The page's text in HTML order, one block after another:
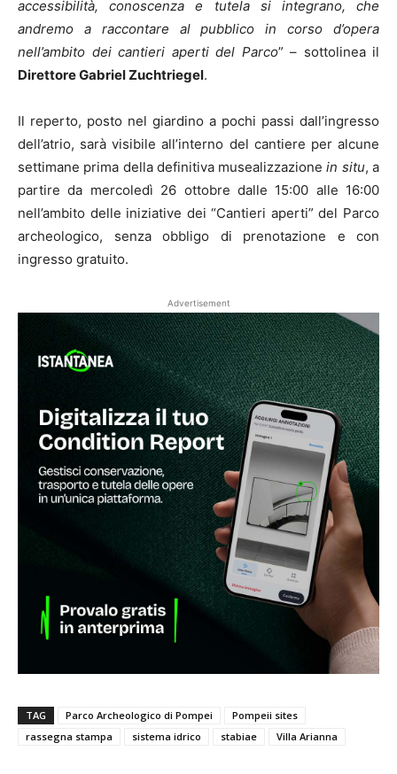
accessibilità, conoscenza e tutela si integrano, che
andremo a raccontare al pubblico in corso d’opera
nell’ambito dei cantieri aperti del Parco” – sottolinea il
Direttore Gabriel Zuchtriegel.
Il reperto, posto nel giardino a pochi passi dall’ingresso
dell’atrio, sarà visibile all’interno del cantiere per alcune
settimane prima della definitiva musealizzazionein situ, a
partire da mercoledì 26 ottobre dalle 15:00 alle 16:00
nell’ambito delle iniziative dei “Cantieri aperti” del Parco
archeologico, senza obbligo di prenotazione e con
ingresso gratuito.
Advertisement
TAG Parco Archeologico di Pompei
Pompeii sites
rassegna stampa
sistema idrico stabiae Villa Arianna